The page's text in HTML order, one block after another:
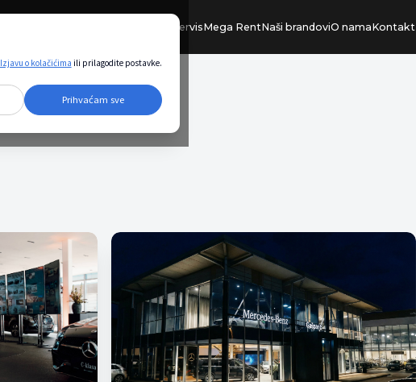
ServisMega RentNaši brandoviO namaKontakt
Izjavu o kolačićima ili prilagodite postavke.
Prihvaćam sve